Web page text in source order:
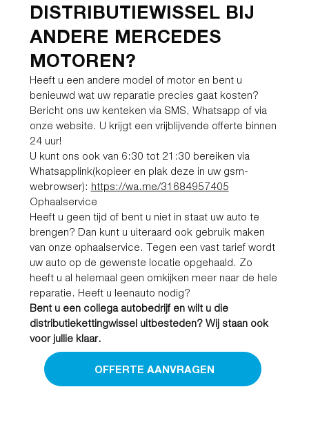
DISTRIBUTIEWISSEL BIJ
ANDERE MERCEDES
MOTOREN?
Heeft u een andere model of motor en bent u
benieuwd wat uw reparatie precies gaat kosten?
Bericht ons uw kenteken via SMS, Whatsapp of via
onze website. U krijgt een vrijblijvende offerte binnen
24 uur!
U kunt ons ook van 6:30 tot 21:30 bereiken via
Whatsapplink(kopieer en plak deze in uw gsm-
webrowser): https://wa.me/31684957405
Ophaalservice
Heeft u geen tijd of bent u niet in staat uw auto te
brengen? Dan kunt u uiteraard ook gebruik maken
van onze ophaalservice. Tegen een vast tarief wordt
uw auto op de gewenste locatie opgehaald. Zo
heeft u al helemaal geen omkijken meer naar de hele
reparatie. Heeft u leenauto nodig?
Bent u een collega autobedrijf en wilt u die
distributiekettingwissel uitbesteden? Wij staan ook
voor jullie klaar.
OFFERTE AANVRAGEN